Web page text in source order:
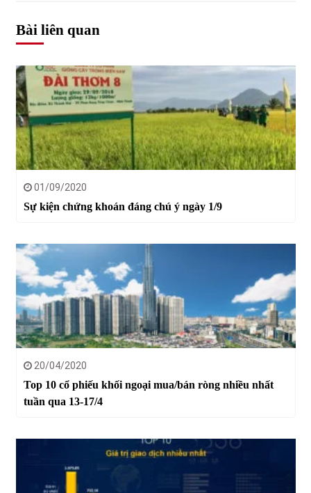
Bài liên quan
01/09/2020
Sự kiện chứng khoán đáng chú ý ngày 1/9
20/04/2020
Top 10 cổ phiếu khối ngoại mua/bán ròng nhiều nhất
tuần qua 13-17/4